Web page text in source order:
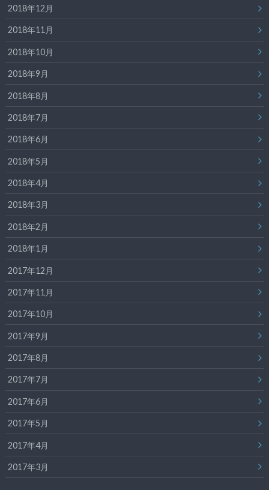
2018年12月
2018年11月
2018年10月
2018年9月
2018年8月
2018年7月
2018年6月
2018年5月
2018年4月
2018年3月
2018年2月
2018年1月
2017年12月
2017年11月
2017年10月
2017年9月
2017年8月
2017年7月
2017年6月
2017年5月
2017年4月
2017年3月